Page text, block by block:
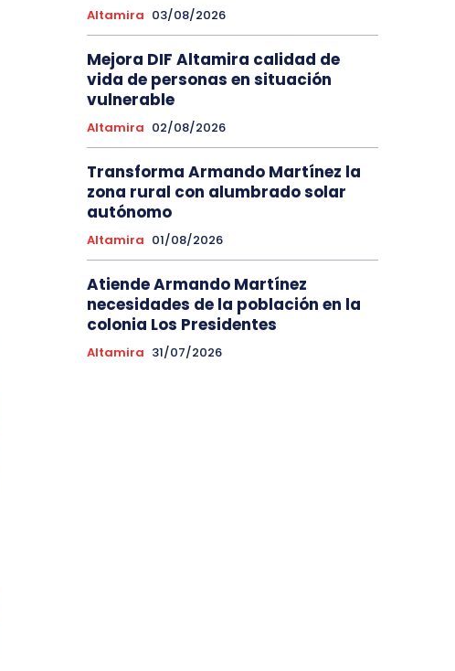
Altamira 03/08/2026
Mejora DIF Altamira calidad de
vida de personas en situación
vulnerable
Altamira 02/08/2026
Transforma Armando Martínez la
zona rural con alumbrado solar
autónomo
Altamira 01/08/2026
Atiende Armando Martínez
necesidades de la población en la
colonia Los Presidentes
Altamira 31/07/2026